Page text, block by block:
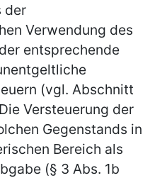
der
Verwendung des
entsprechende
(vgl. Abschnitt
Die Versteuerung der
Gegenstands in
Bereich als
(§ 3 Abs. 1b